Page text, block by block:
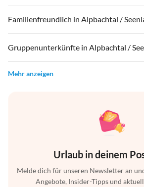
Familienfreundlich in Alpbachtal /
Gruppenunterkünfte in Alpbachtal /
Mehr anzeigen
Urlaub in deinem
Melde dich für unseren Newsletter an
Angebote, Insider-Tipps und